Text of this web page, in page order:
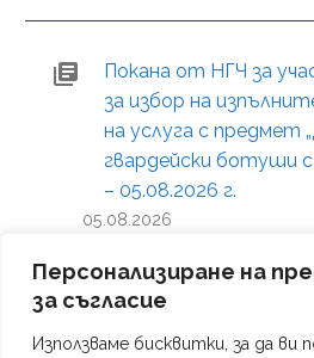
Персонализиране на
за съгласие
Използваме бисквитки, за да ви
Покана от НГЧ за
за избор на
на услуга с предмет
гвардейски ботуши
– 05.08.2026 г.
05.08.2026